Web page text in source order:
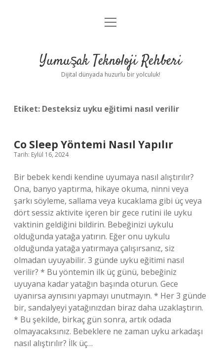
Anasayfa
Yasal Uyarı
menüyü
Yumuşak Teknoloji Rehberi
Dijital dünyada huzurlu bir yolculuk!
Etiket: Desteksiz uyku eğitimi nasıl verilir
Co Sleep Yöntemi Nasıl Yapılır
Tarih: Eylül 16, 2024
Bir bebek kendi kendine uyumaya nasıl alıştırılır?
Ona, banyo yaptırma, hikaye okuma, ninni veya
şarkı söyleme, sallama veya kucaklama gibi üç veya
dört sessiz aktivite içeren bir gece rutini ile uyku
vaktinin geldiğini bildirin. Bebeğinizi uykulu
olduğunda yatağa yatırın. Eğer onu uykulu
olduğunda yatağa yatırmaya çalışırsanız, siz
olmadan uyuyabilir. 3 günde uyku eğitimi nasıl
verilir? * Bu yöntemin ilk üç günü, bebeğiniz
uyuyana kadar yatağın başında oturun. Gece
uyanırsa aynısını yapmayı unutmayın. * Her 3 günde
bir, sandalyeyi yatağınızdan biraz daha uzaklaştırın.
* Bu şekilde, birkaç gün sonra, artık odada
olmayacaksınız. Bebeklere ne zaman uyku arkadaşı
nasıl alıştırılır? İlk üç…